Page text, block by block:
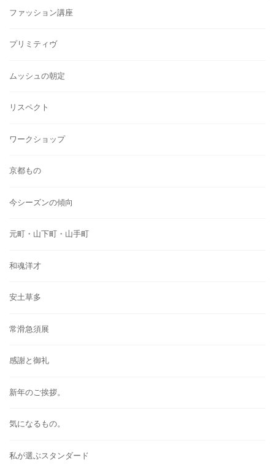
ファッション講座
プリミティヴ
ムッシュの朝定
リスペクト
ワークショップ
京都もの
今シーズンの傾向
元町・山下町・山手町
和魂洋才
安土草多
常滑急須展
感謝と御礼
新年のご挨拶。
気になるもの。
私が選ぶスタンダード